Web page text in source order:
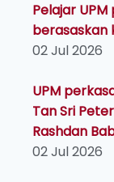
Pelajar
berasaskan
02 Jul 2026
UPM
Tan Sri
Rashdan
02 Jul 2026